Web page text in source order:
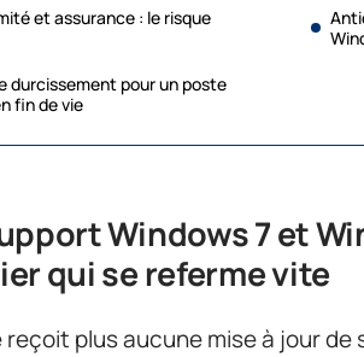
et assurance : le risque
durcissement pour un poste
fin de vie
Windows 7 et
qui se referme vite
reçoit plus aucune mise à jour